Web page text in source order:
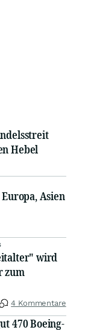
Hebel
Asien
wird
zum
4 Kommentare
470 Boeing-